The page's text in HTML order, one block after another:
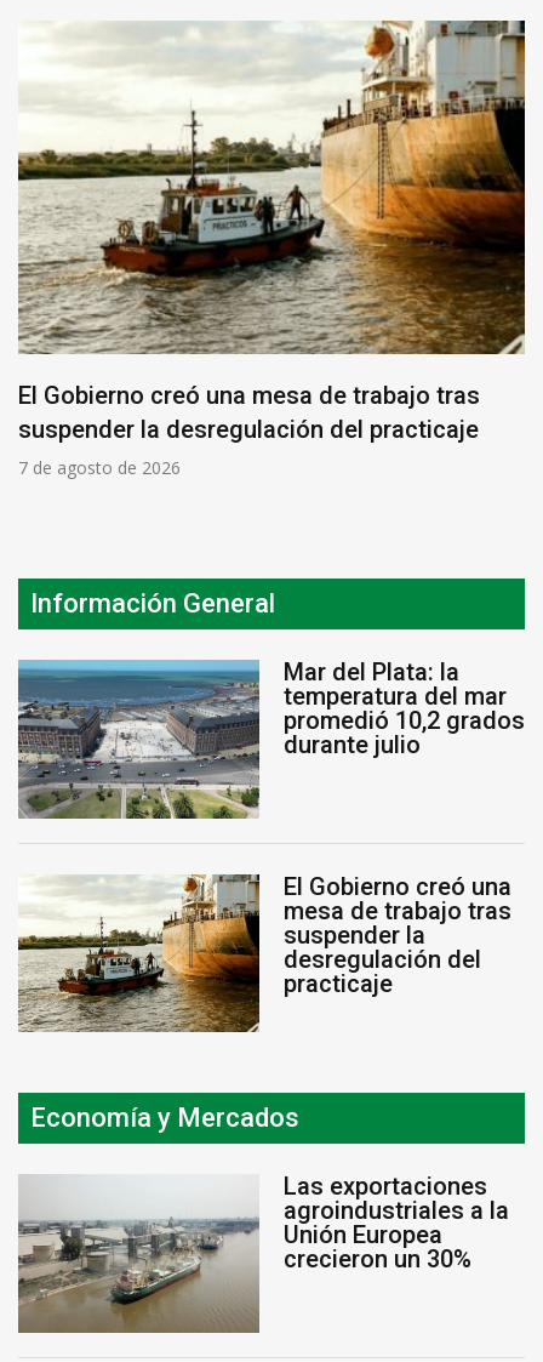
El Gobierno creó una mesa de trabajo tras
suspender la desregulación del practicaje
7 de agosto de 2026
Información General
Mar del Plata: la
temperatura del mar
promedió 10,2 grados
durante julio
El Gobierno creó una
mesa de trabajo tras
suspender la
desregulación del
practicaje
Economía y Mercados
Las exportaciones
agroindustriales a la
Unión Europea
crecieron un 30%